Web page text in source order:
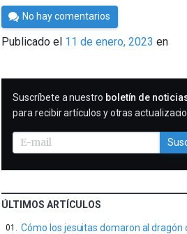
Por
César
Tomé
No hay comentarios
Publicado el 11 de enero, 2023 en
SUSCRIBIRME
Suscríbete a nuestro boletín de
para recibir artículos y otras
ÚLTIMOS ARTÍCULOS
Cómo los jesuitas domaron al dragón